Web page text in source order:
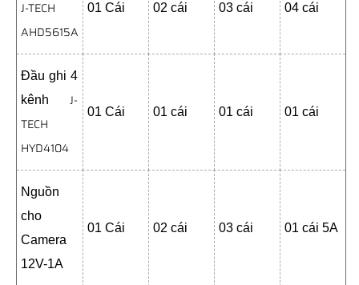
J-TECH
AHD5615A
01 Cái 02 cái 03 cái 04 cái
Đầu ghi 4
kênh J-
TECH
HYD4104
01 Cái 01 cái 01 cái 01 cái
Nguồn
cho
Camera
12V-1A
01 Cái 02 cái 03 cái 01 cái 5A